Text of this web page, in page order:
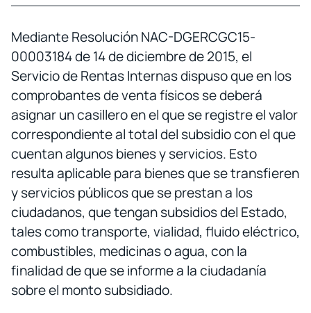
Mediante Resolución NAC-DGERCGC15-
00003184 de 14 de diciembre de 2015, el
Servicio de Rentas Internas dispuso que en los
comprobantes de venta físicos se deberá
asignar un casillero en el que se registre el valor
correspondiente al total del subsidio con el que
cuentan algunos bienes y servicios. Esto
resulta aplicable para bienes que se transfieren
y servicios públicos que se prestan a los
ciudadanos, que tengan subsidios del Estado,
tales como transporte, vialidad, fluido eléctrico,
combustibles, medicinas o agua, con la
finalidad de que se informe a la ciudadanía
sobre el monto subsidiado.